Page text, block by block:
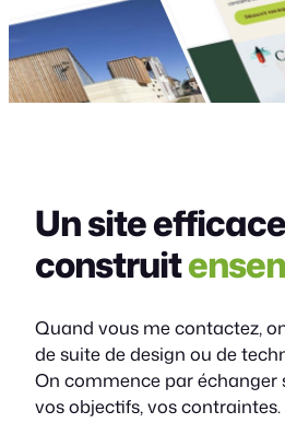
Un site
construit
Quand vous me contactez,
de suite de design ou de
On commence par échanger
vos objectifs, vos contraintes.